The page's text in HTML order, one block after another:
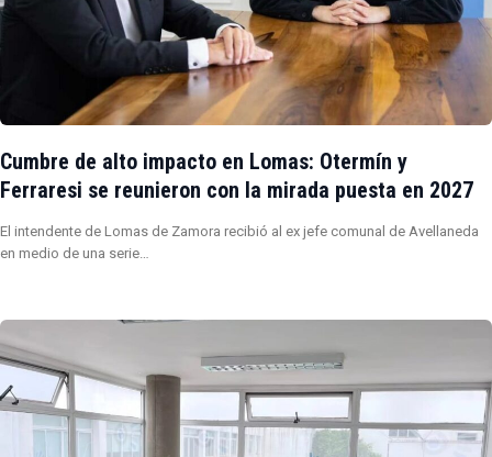
Cumbre de alto impacto en Lomas: Otermín y
Ferraresi se reunieron con la mirada puesta en 2027
El intendente de Lomas de Zamora recibió al ex jefe comunal de Avellaneda
en medio de una serie…